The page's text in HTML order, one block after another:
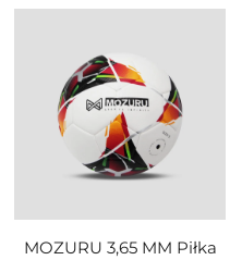
MOZURU 3,65 MM Piłka